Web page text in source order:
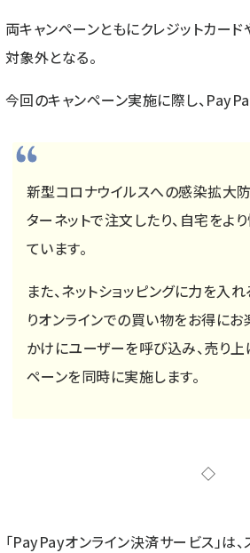
両キャンペーンともにクレジットカー
対象外となる。
今回のキャンペーン実施に際し、
新型コロナウイルスへの感染拡大
ターネットで注文したり、自宅を
ています。
また、ネットショッピングに力を入
りオンラインでの買い物をお得にお
かけにユーザーを呼び込み、売り
ペーンを同時に実施します。
「PayPayオンライン決済サービス」は